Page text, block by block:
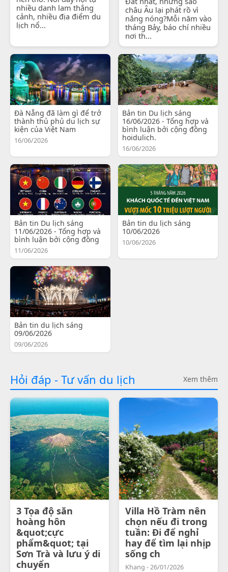
nhiều danh lam thắng
cảnh, nhiều địa điểm du
lịch nổ...
châu Âu lại phát rồ vì
nắng nóng?Mỗi năm vào
tháng Bảy, báo chí nhiều
nơi th...
Đà Nẵng đã làm gì để trở
thành thủ phủ du lịch sự
kiện của Việt Nam
16/06/2026
Bản tin Du lịch sáng
16/06/2026 - Tổng hợp và
bình luận bởi cộng đồng
hoidulich.
16/06/2026
Bản tin Du lịch sáng
11/06/2026 - Tổng hợp và
bình luận bởi cộng đồng
11/06/2026
Bản tin du lịch sáng
10/06/2026
10/06/2026
Bản tin du lịch sáng
09/06/2026
09/06/2026
Hỏi đáp - Tư vấn du lịch Xem thêm
3 Tọa độ săn
hoàng hôn
&quot;cực
phẩm&quot; tại
Sơn Trà và lưu ý di
chuyển
Villa Hồ Tràm nên
chọn nếu đi trong
tuần: Đi để nghỉ
hay để tìm lại nhịp
sống ch
Khang - 26/01/2026